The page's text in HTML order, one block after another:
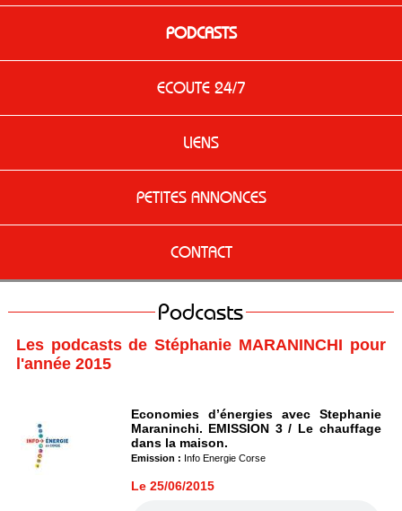
PODCASTS
ECOUTE 24/7
LIENS
PETITES ANNONCES
CONTACT
Podcasts
Les podcasts de Stéphanie MARANINCHI pour
l'année 2015
Economies d’énergies avec Stephanie
Maraninchi. EMISSION 3 / Le chauffage
dans la maison.
Emission : Info Energie Corse
Le 25/06/2015